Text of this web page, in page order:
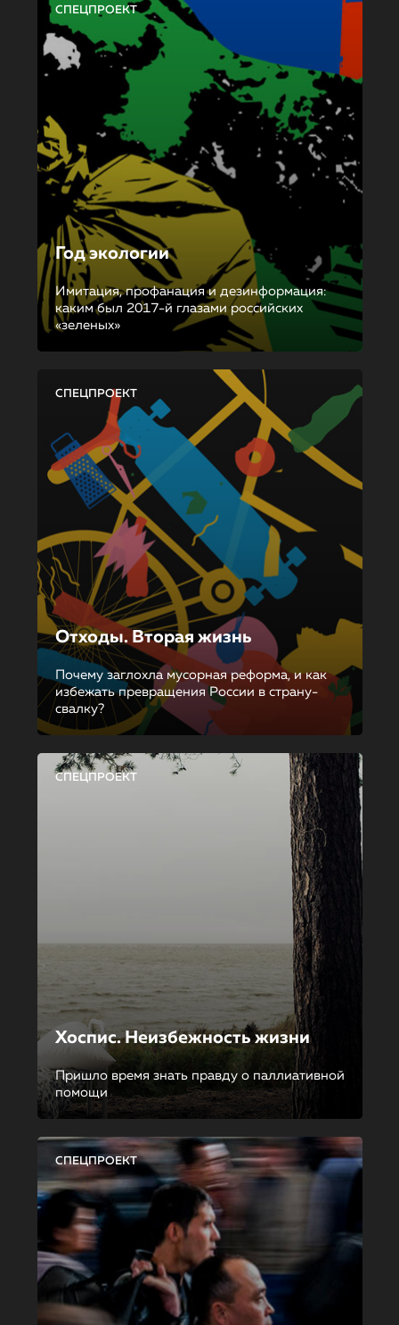
СПЕЦПРОЕКТ
Год экологии
Имитация, профанация и дезинформация:
каким был 2017-й глазами российских
«зеленых»
СПЕЦПРОЕКТ
Отходы. Вторая жизнь
Почему заглохла мусорная реформа, и как
избежать превращения России в страну-
свалку?
СПЕЦПРОЕКТ
Хоспис. Неизбежность жизни
Пришло время знать правду о паллиативной
помощи
СПЕЦПРОЕКТ